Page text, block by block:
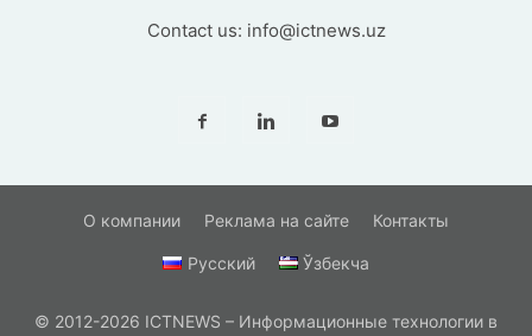
Contact us: info@ictnews.uz
О компании Реклама на сайте Контакты
Русский Ўзбекча
© 2012-2026 ICTNEWS – Информационные технологии в